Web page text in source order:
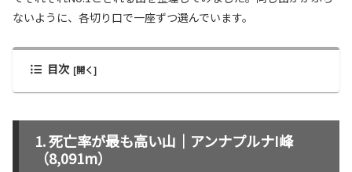
ないように、各切り口で一座ずつ選んでいます。
目次
死亡率が最も高い山｜アンナプルナI峰
（8,091m）